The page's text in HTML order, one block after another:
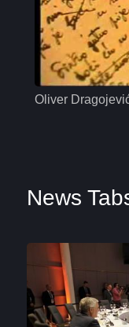
Oliver
News